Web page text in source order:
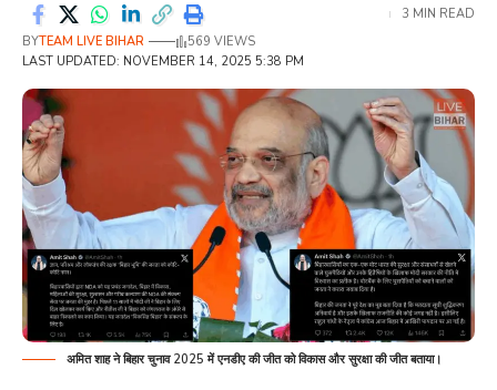
LAST UPDATED: NOVEMBER 14, 2025 5:38 PM
BYTEAM LIVE BIHAR 569 VIEWS
3 MIN READ
अमित शाह ने बिहार चुनाव 2025 में एनडीए की जीत को विकास और सुरक्षा की जीत बताया।